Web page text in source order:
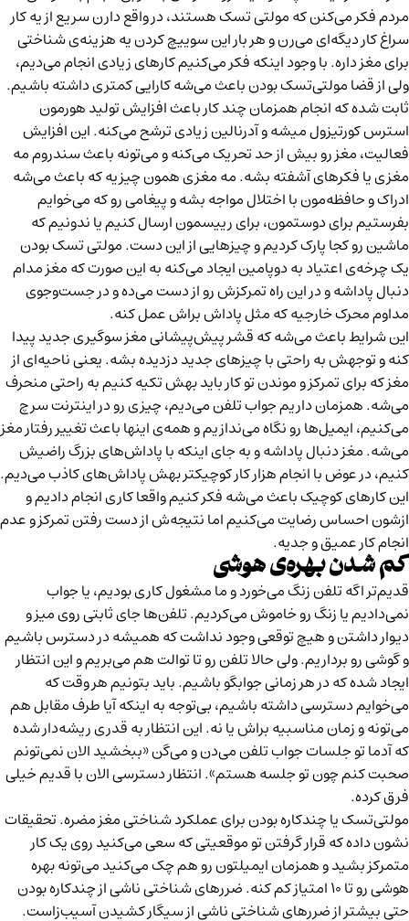
مردم فکر می‌کنن که مولتی تسک هستند، در واقع دارن سریع از یه کار
سراغ کار دیگه‌ای می‌رن و هر بار این سوییچ کردن یه هزینه‌ی شناختی
برای مغز داره. با وجود اینکه فکر می‌کنیم کارهای زیادی انجام می‌دیم،
ولی از قضا مولتی‌تسک بودن باعث می‌شه کارایی کمتری داشته باشیم.
ثابت شده که انجام همزمان چند کار باعث افزایش تولید هورمون
استرسکورتیزولمیشه و آدرنالین زیادی ترشح می‌کنه. این افزایش
فعالیت، مغز رو بیش از حد تحریک می‌کنه و می‌تونه باعث سندروممه
مغزییا فکرهای آشفته بشه. مه مغزی همون چیزیه که باعث می‌شه
ادراک و حافظه‌مون با اختلال مواجه بشه و پیغامی رو که می‌خوایم
بفرستیم برای دوستمون، برای رییسمون ارسال کنیم یا ندونیم که
ماشین رو کجا پارک کردیم و چیزهایی از این دست. مولتی تسک بودن
یک چرخه‌ی اعتیاد به دوپامین ایجاد می‌کنه به این صورت که مغز مدام
دنبال پاداشه و در این راه تمرکزش رو از دست می‌ده و در جست‌وجوی
مداوم محرک خارجیه که مثل پاداش براش عمل کنه.
این شرایط باعث می‌شه کهقشر پیش‌پیشانی مغزسوگیری جدید پیدا
کنه و توجهش به راحتی با چیزهای جدید دزدیده بشه. یعنی ناحیه‌ای از
مغز که برای تمرکز و موندن تو کار باید بهش تکیه کنیم به راحتی منحرف
می‌شه. همزمان داریم جواب تلفن می‌دیم، چیزی رو در اینترنت سرچ
می‌کنیم، ایمیل‌ها رو نگاه می‌ندازیم و همه‌ی اینها باعث تغییر رفتار مغز
می‌شه. مغز دنبال پاداشه و به جای اینکه با پاداش‌های بزرگ راضیش
کنیم، در عوض با انجام هزار کار کوچیکتر بهش پاداش‌های کاذب می‌دیم.
این کارهای کوچیک باعث می‌شه فکر کنیم واقعا کاری انجام دادیم و
ازشون احساس رضایت می‌کنیم امانتیجه‌ش از دست رفتن تمرکز و عدم
انجام کار عمیق و جدیه.
کم شدن بهره‌ی هوشی
قدیم‌تر اگه تلفن زنگ می‌خورد و ما مشغول کاری بودیم، یا جواب
نمی‌دادیم یا زنگ رو خاموش می‌کردیم. تلفن‌ها جای ثابتی روی میز و
دیوار داشتن و هیچ توقعی وجود نداشت که همیشه در دسترس باشیم
و گوشی رو برداریم. ولی حالا تلفن رو تا توالت هم می‌بریم و این انتظار
ایجاد شده که در هر زمانی جوابگو باشیم. باید بتونیم هر وقت که
می‌خوایم دسترسی داشته باشیم، بی‌توجه به اینکه آیا طرف مقابل هم
می‌تونه و زمان مناسبیه براش یا نه. این انتظار به قدری ریشه‌دار شده
که آدما تو جلسات جواب تلفن می‌دن و می‌گن «ببخشید الان نمی‌تونم
صحبت کنم چون تو جلسه هستم». انتظار دسترسی الان با قدیم خیلی
فرق کرده.
مولتی‌تسک یا چندکاره بودن برای عملکرد شناختی مغز مضره. تحقیقات
نشون داده که قرار گرفتن تو موقعیتی که سعی می‌کنید روی یک کار
متمرکز بشید و همزمان ایمیلتون رو هم چک می‌کنید می‌تونه بهره‌
هوشی رو تا ۱۰ امتیاز کم کنه. ضررهای شناختی ناشی از چندکاره بودن
حتی بیشتر از ضررهای شناختی ناشی از سیگار کشیدن آسیب‌زاست.